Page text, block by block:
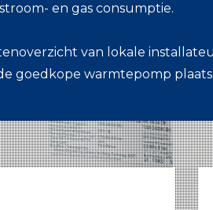
en gas consumptie.
van lokale
goedkope warmtepomp